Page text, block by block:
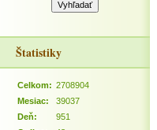
Štatistiky
Celkom: 2708904
Mesiac:
39037
Deň:
951